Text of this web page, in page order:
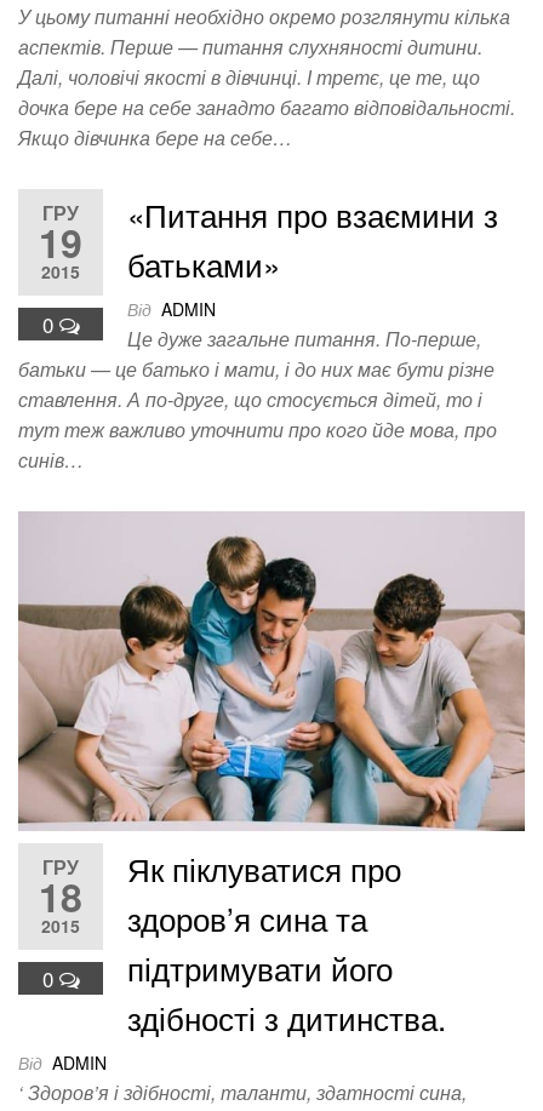
У цьому питанні необхідно окремо розглянути кілька
аспектів. Перше — питання слухняності дитини.
Далі, чоловічі якості в дівчинці. І третє, це те, що
дочка бере на себе занадто багато відповідальності.
Якщо дівчинка бере на себе…
ГРУ
19
2015
0
«Питання про взаємини з
батьками»
Від ADMIN
Це дуже загальне питання. По-перше,
батьки — це батько і мати, і до них має бути різне
ставлення. А по-друге, що стосується дітей, то і
тут теж важливо уточнити про кого йде мова, про
синів…
ГРУ
18
2015
0
Як піклуватися про
здоров’я сина та
підтримувати його
здібності з дитинства.
Від ADMIN
‘ Здоров’я і здібності, таланти, здатності сина,